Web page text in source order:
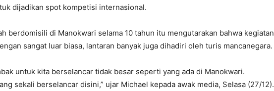
dijadikan spot kompetisi internasional.
berdomisili di Manokwari selama 10 tahun itu mengutarakan bahwa kegiatan
sangat luar biasa, lantaran banyak juga dihadiri oleh turis mancanegara.
untuk kita berselancar tidak besar seperti yang ada di Manokwari.
sekali berselancar disini,” ujar Michael kepada awak media, Selasa (27/12).